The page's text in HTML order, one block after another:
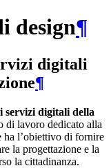
design¶
digitali
¶
servizi digitali della
di lavoro dedicato alla
l’obiettivo di fornire
la progettazione e la
la cittadinanza.